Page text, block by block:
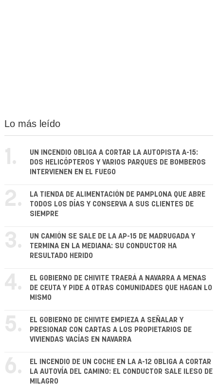
Lo más leído
1.
UN INCENDIO OBLIGA A CORTAR LA AUTOPISTA A-15:
DOS HELICÓPTEROS Y VARIOS PARQUES DE BOMBEROS
INTERVIENEN EN EL FUEGO
2.
LA TIENDA DE ALIMENTACIÓN DE PAMPLONA QUE ABRE
TODOS LOS DÍAS Y CONSERVA A SUS CLIENTES DE
SIEMPRE
3.
UN CAMIÓN SE SALE DE LA AP-15 DE MADRUGADA Y
TERMINA EN LA MEDIANA: SU CONDUCTOR HA
RESULTADO HERIDO
4.
EL GOBIERNO DE CHIVITE TRAERÁ A NAVARRA A MENAS
DE CEUTA Y PIDE A OTRAS COMUNIDADES QUE HAGAN LO
MISMO
5.
EL GOBIERNO DE CHIVITE EMPIEZA A SEÑALAR Y
PRESIONAR CON CARTAS A LOS PROPIETARIOS DE
VIVIENDAS VACÍAS EN NAVARRA
6.
EL INCENDIO DE UN COCHE EN LA A-12 OBLIGA A CORTAR
LA AUTOVÍA DEL CAMINO: EL CONDUCTOR SALE ILESO DE
MILAGRO